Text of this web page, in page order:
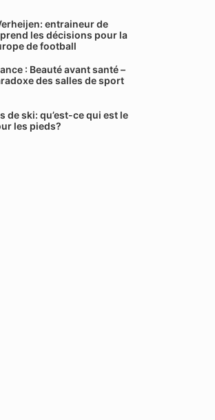
entraineur de
les décisions pour la
de football
: Beauté avant santé –
des salles de sport
de ski: qu’est-ce qui est le
les pieds?